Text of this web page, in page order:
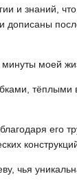
и знаний,
моей
тёплыми
его
чья